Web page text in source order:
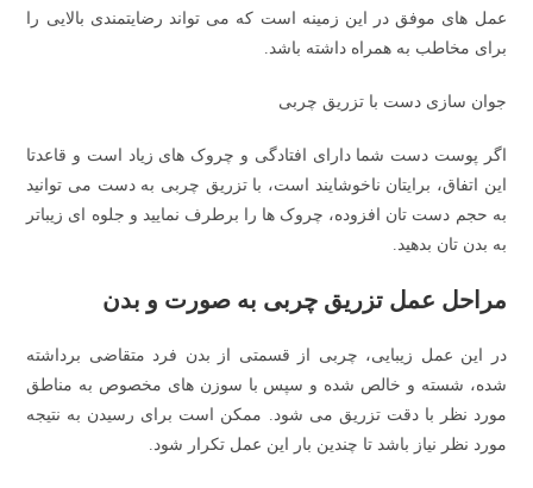
عمل های موفق در این زمینه است که می تواند رضایتمندی بالایی را
برای مخاطب به همراه داشته باشد.
جوان سازی دست با تزریق چربی
اگر پوست دست شما دارای افتادگی و چروک های زیاد است و قاعدتا
این اتفاق، برایتان ناخوشایند است، با تزریق چربی به دست می توانید
به حجم دست تان افزوده، چروک ها را برطرف نمایید و جلوه ای زیباتر
به بدن تان بدهید.
مراحل عمل تزریق چربی به صورت و بدن
در این عمل زیبایی، چربی از قسمتی از بدن فرد متقاضی برداشته
شده، شسته و خالص شده و سپس با سوزن های مخصوص به مناطق
مورد نظر با دقت تزریق می شود. ممکن است برای رسیدن به نتیجه
مورد نظر نیاز باشد تا چندین بار این عمل تکرار شود.